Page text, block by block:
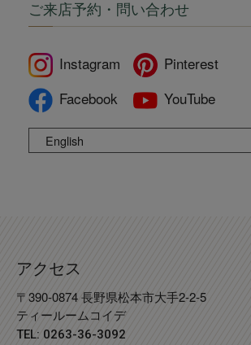
ご来店予約・問い合わせ
Instagram
Pinterest
Facebook
YouTube
English
アクセス
〒390-0874 長野県松本市大手2-2-5
ティールームコイデ
TEL: 0263-36-3092